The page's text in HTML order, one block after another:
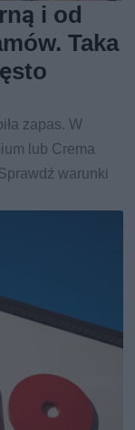
i od
Taka
zapas. W
lub Crema
warunki